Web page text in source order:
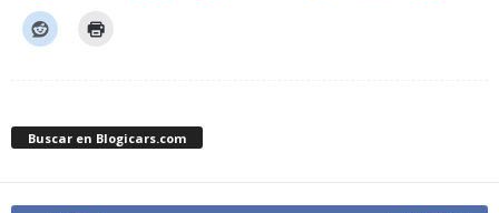
Buscar en Blogicars.com